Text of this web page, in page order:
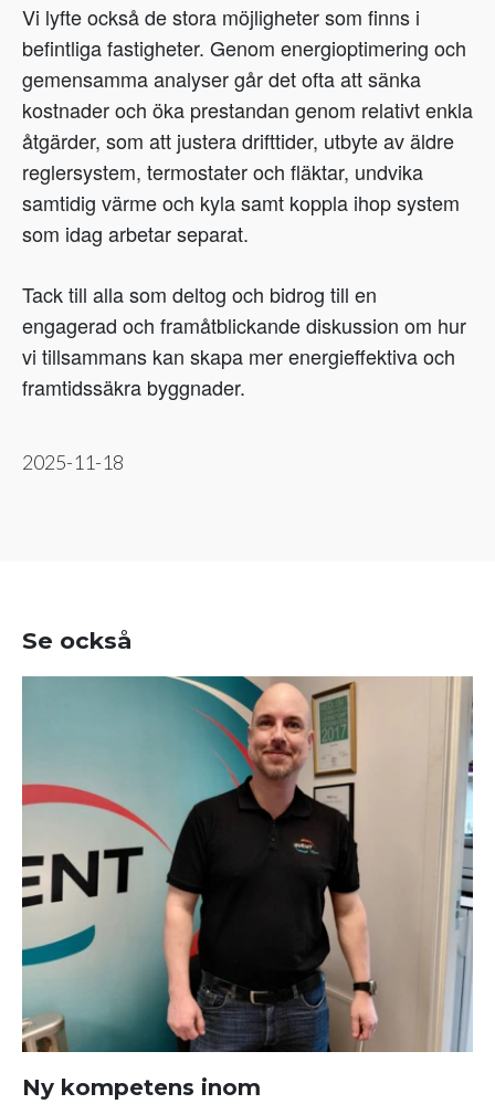
Vi lyfte också de stora möjligheter som finns i
befintliga fastigheter. Genom energioptimering och
gemensamma analyser går det ofta att sänka
kostnader och öka prestandan genom relativt enkla
åtgärder, som att justera drifttider, utbyte av äldre
reglersystem, termostater och fläktar, undvika
samtidig värme och kyla samt koppla ihop system
som idag arbetar separat.
Tack till alla som deltog och bidrog till en
engagerad och framåtblickande diskussion om hur
vi tillsammans kan skapa mer energieffektiva och
framtidssäkra byggnader.
2025-11-18
Se också
Ny kompetens inom